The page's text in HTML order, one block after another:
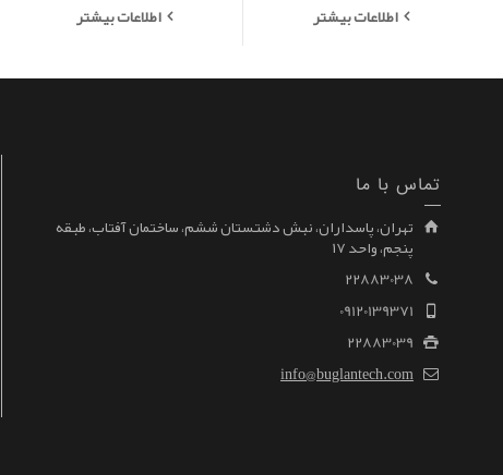
اطلاعات بیشتر اطلاعات بیشتر
تماس با ما
تهران، پاسداران، نبش دشتستان ششم، ساختمان آفتاب، طبقه
پنجم، واحد ۱۷
22883038
09120139371
22883039
info@buglantech.com